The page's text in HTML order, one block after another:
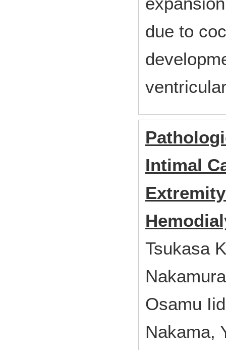
due to
Intimal
Tsukasa
Osamu
Nakama,